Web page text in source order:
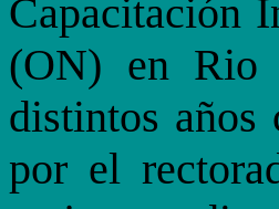
Capacitación
(ON) en Rio
distintos años
por el